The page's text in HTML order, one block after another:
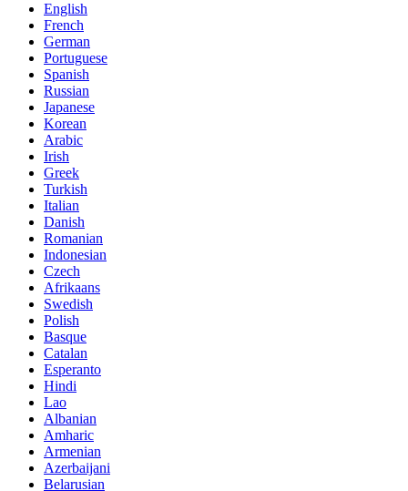
English
French
German
Portuguese
Spanish
Russian
Japanese
Korean
Arabic
Irish
Greek
Turkish
Italian
Danish
Romanian
Indonesian
Czech
Afrikaans
Swedish
Polish
Basque
Catalan
Esperanto
Hindi
Lao
Albanian
Amharic
Armenian
Azerbaijani
Belarusian